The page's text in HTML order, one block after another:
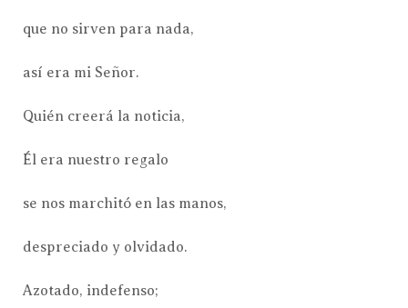
que no sirven para nada,
así era mi Señor.
Quién creerá la noticia,
Él era nuestro regalo
se nos marchitó en las manos,
despreciado y olvidado.
Azotado, indefenso;